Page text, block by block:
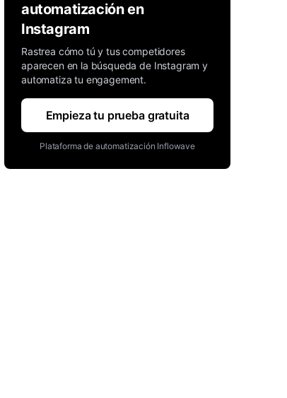
automatización en
Instagram
Rastrea cómo tú y tus competidores
aparecen en la búsqueda de Instagram y
automatiza tu engagement.
Empieza tu prueba gratuita
Plataforma de automatización Inflowave